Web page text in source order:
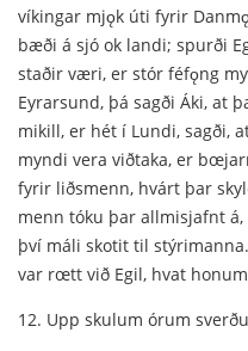
víkingar mjǫk úti fyrir
bæði á sjó ok landi; spurði
staðir væri, er stór féfǫng
Eyrarsund, þá sagði Áki, at
mikill, er hét í Lundi, sagði,
myndi vera viðtaka, er
fyrir liðsmenn, hvárt þar
menn tóku þar allmisjafnt
því máli skotit til
var rœtt við Egil, hvat
12. Upp skulum órum